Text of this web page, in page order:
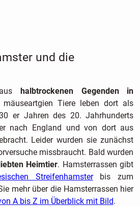
und die
halbtrockenen Gegenden in
Tiere leben dort als
er Jahren des 20. Jahrhunderts
nach England und von dort aus
Leider wurden sie zunächst
missbraucht. Bald wurden
Heimtier. Hamsterrassen gibt
Streifenhamsterbis zum
mehr über die Hamsterrassen hier
A bis Z im Überblick mit Bild.